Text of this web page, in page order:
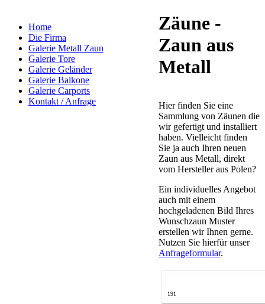
Home
Die Firma
Galerie Metall Zaun
Galerie Tore
Galerie Geländer
Galerie Balkone
Galerie Carports
Kontakt / Anfrage
Zäune -
Zaun aus
Metall
Hier finden Sie eine
Sammlung von Zäunen die
wir gefertigt und installiert
haben. Vielleicht finden
Sie ja auch Ihren neuen
Zaun aus Metall, direkt
vom Hersteller aus Polen?
Ein individuelles Angebot
auch mit einem
hochgeladenen Bild Ihres
Wunschzaun Muster
erstellen wir Ihnen gerne.
Nutzen Sie hierfür unser
Anfrageformular.
191